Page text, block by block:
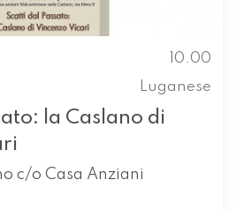
10.00
Luganese
la Caslano di
c/o Casa Anziani